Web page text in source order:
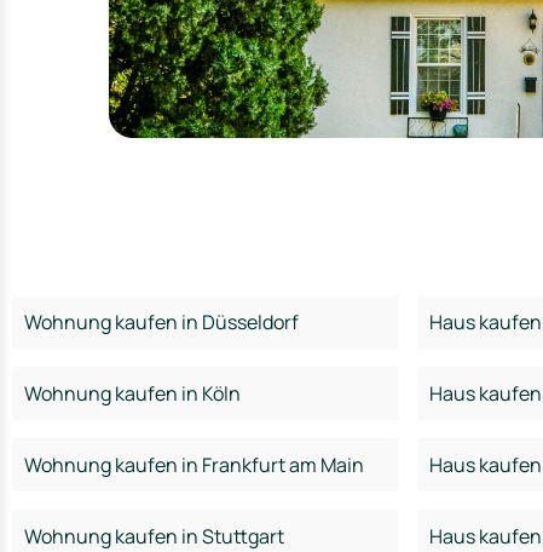
Wohnung kaufen in Düsseldorf Haus
Wohnung kaufen in Köln Haus
Wohnung kaufen in Frankfurt am Main Haus
Wohnung kaufen in Stuttgart Haus